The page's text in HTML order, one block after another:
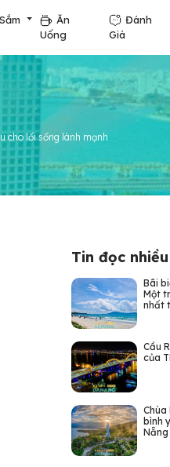
Ăn
Uống
Đánh
Giá
cho lối sống lành mạnh
Tin đọc nhiều
Bãi
Một
nhất
Cầu
của
Chùa
bình
Nẵng